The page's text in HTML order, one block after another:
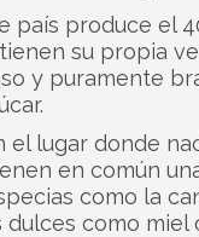
país produce el
su propia
y puramente
el lugar donde
en común
como la
como miel